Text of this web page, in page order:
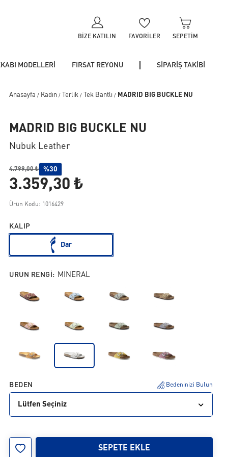
BIZE KATILIN FAVORILER SEPETIM
MODELLERİ FIRSAT REYONU SİPARİŞ TAKİBİ
Anasayfa / Kadın / Terlik / Tek Bantlı / MADRID BIG BUCKLE NU
MADRID BIG BUCKLE NU
Nubuk Leather
4.799,00 ₺ %30
3.359,30 ₺
Ürün Kodu: 1016429
KALIP
Dar
URUN RENGI: MINERAL
BEDEN Bedeninizi Bulun
Lütfen Seçiniz
SEPETE EKLE